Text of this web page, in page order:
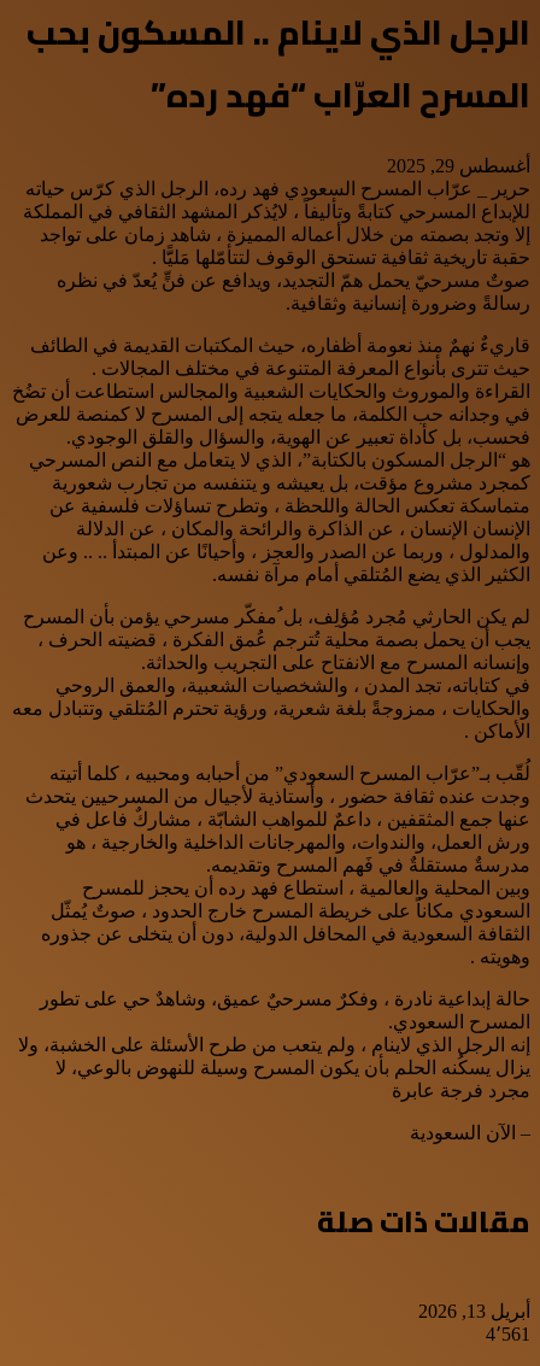
الرجل الذي لاينام .. المسكون بحب
المسرح العرّاب “فهد رده”
أغسطس 29, 2025
حرير _ عرّاب المسرح السعودي فهد رده، الرجل الذي كرّس حياته
للإبداع المسرحي كتابةً وتأليفاً ، لايُذكر المشهد الثقافي في المملكة
إلا وتجد بصمته من خلال أعماله المميزة ، شاهد زمان على تواجد
حقبة تاريخية ثقافية تستحق الوقوف لتتأمّلها مَليًَّا .
صوتٌ مسرحيّ يحمل همّ التجديد، ويدافع عن فنٍّ يُعدّ في نظره
رسالةً وضرورة إنسانية وثقافية.
قاريءٌ نهمٌ منذ نعومة أظفاره، حيث المكتبات القديمة في الطائف
حيث تترى بأنواع المعرفة المتنوعة في مختلف المجالات .
القراءة والموروث والحكايات الشعبية والمجالس استطاعت أن تضُخ
في وجدانه حب الكلمة، ما جعله يتجه إلى المسرح لا كمنصة للعرض
فحسب، بل كأداة تعبير عن الهوية، والسؤال والقلق الوجودي.
هو “الرجل المسكون بالكتابة”، الذي لا يتعامل مع النص المسرحي
كمجرد مشروع مؤقت، بل يعيشه و يتنفسه من تجارب شعورية
متماسكة تعكس الحالة واللحظة ، وتطرح تساؤلات فلسفية عن
الإنسان الإنسان ، عن الذاكرة والرائحة والمكان ، عن الدلالة
والمدلول ، وربما عن الصدر والعجز ، وأحيانًا عن المبتدأ .. .. وعن
الكثير الذي يضع المُتلقي أمام مرآة نفسه.
لم يكن الحارثي مُجرد مُؤلِف، بل ُمفكّر مسرحي يؤمن بأن المسرح
يجب أن يحمل بصمة محلية تُترجم عُمق الفكرة ، قضيته الحرف ،
وإنسانه المسرح مع الانفتاح على التجريب والحداثة.
في كتاباته، تجد المدن ، والشخصيات الشعبية، والعمق الروحي
والحكايات ، ممزوجةً بلغة شعرية، ورؤية تحترم المُتلقي وتتبادل معه
الأماكن .
لُقّب بـ”عرّاب المسرح السعودي” من أحبابه ومحبيه ، كلما أتيته
وجدت عنده ثقافة حضور ، وأستاذية لأجيال من المسرحيين يتحدث
عنها جمع المثقفين ، داعمٌ للمواهب الشابّة ، مشاركٌ فاعل في
ورش العمل، والندوات، والمهرجانات الداخلية والخارجية ، هو
مدرسةٌ مستقلةٌ في فَهم المسرح وتقديمه.
وبين المحلية والعالمية ، استطاع فهد رده أن يحجز للمسرح
السعودي مكاناً على خريطة المسرح خارج الحدود ، صوتٌ يُمثّل
الثقافة السعودية في المحافل الدولية، دون أن يتخلى عن جذوره
وهويته .
حالة إبداعية نادرة ، وفكرٌ مسرحيٌ عميق، وشاهدٌ حي على تطور
المسرح السعودي.
إنه الرجل الذي لاينام ، ولم يتعب من طرح الأسئلة على الخشبة، ولا
يزال يسكُنه الحلم بأن يكون المسرح وسيلة للنهوض بالوعي، لا
مجرد فرجة عابرة
– الآن السعودية
مقالات ذات صلة
أبريل 13, 2026
4٬561